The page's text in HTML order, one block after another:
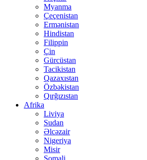
Myanma
Çeçenistan
Ermənistan
Hindistan
Filippin
Çin
Gürcüstan
Tacikistan
Qazaxıstan
Özbəkistan
Qırğızıstan
Afrika
Liviya
Sudan
Əlcəzair
Nigeriya
Misir
Somali